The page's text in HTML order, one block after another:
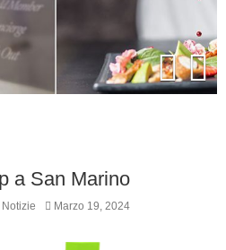
a San Marino
Notizie
Marzo 19, 2024